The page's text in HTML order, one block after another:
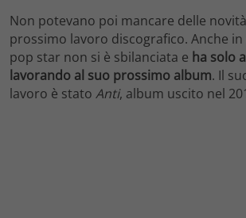
Non potevano poi mancare delle
prossimo lavoro discografico. Anche
pop star non si è sbilanciata e ha solo
lavorando al suo prossimo album. Il
lavoro è stato Anti, album uscito nel